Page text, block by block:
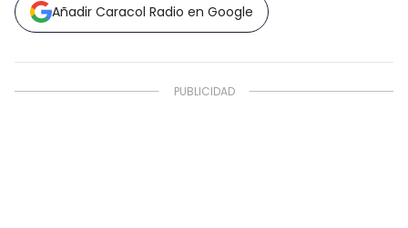
Añadir Caracol Radio en Google